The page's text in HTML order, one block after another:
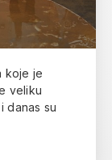
koje je
veliku
danas su